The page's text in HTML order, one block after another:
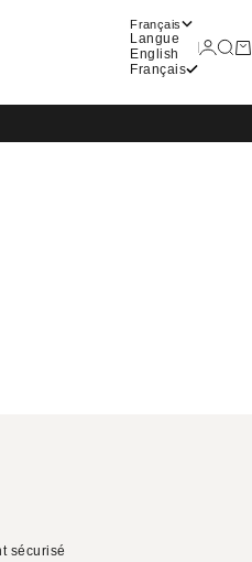
Français
Langue
English
Français
sécurisé